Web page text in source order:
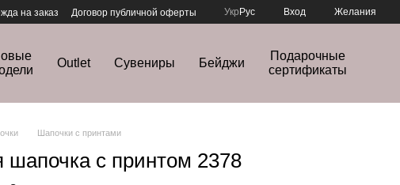
на заказ
Договор публичной оферты
Укр Рус Вход Желания
Outlet Сувениры Бейджи
Подарочные
сертификаты
Шапочки с принтами
шапочка с принтом 2378